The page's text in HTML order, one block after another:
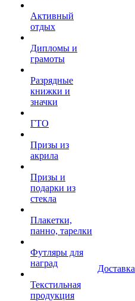
Активный
отдых
Дипломы и
грамоты
Разрядные
книжки и
значки
ГТО
Призы из
акрила
Призы и
подарки из
стекла
Плакетки,
панно, тарелки
Футляры для
наград
Текстильная
продукция
Доставка